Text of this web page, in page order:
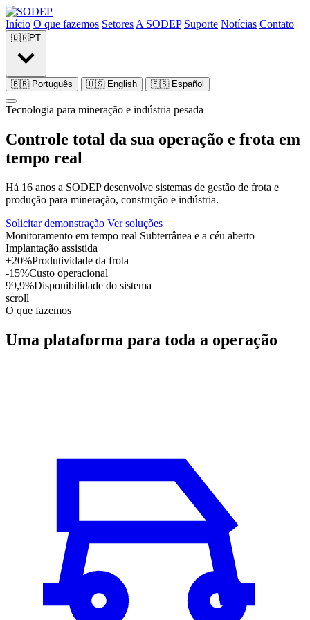
Início O que fazemos Setores A SODEP Suporte Notícias Contato
🇧🇷PT
🇧🇷Português 🇺🇸English 🇪🇸Español
Tecnologia para mineração e indústria pesada
Controle total da sua operação e frota em
tempo real
Há 16 anos a SODEP desenvolve sistemas de gestão de frota e
produção para mineração, construção e indústria.
Solicitar demonstração Ver soluções
Monitoramento em tempo real Subterrânea e a céu aberto
Implantação assistida
+20%Produtividade da frota
-15%Custo operacional
99,9%Disponibilidade do sistema
scroll
O que fazemos
Uma plataforma para toda a operação